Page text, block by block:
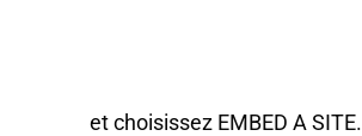
et choisissez EMBED A SITE.